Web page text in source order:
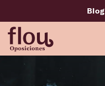
Blog